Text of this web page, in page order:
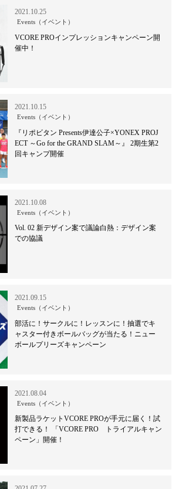
2021.10.25
Events（イベント）
VCORE PROインプレッションキャンペーン開
催中！
2021.10.15
Events（イベント）
『リポビタン Presents伊達公子×YONEX PROJ
ECT ～Go for the GRAND SLAM～』 2期生第2
回キャンプ開催
2021.10.08
Events（イベント）
Vol. 02 新デザイン案で議論白熱：デザイン案
での協議
2021.09.15
Events（イベント）
部活に！サークルに！レッスンに！抽選でキ
ャスター付きボールバッグが当たる！ニュー
ボールプリーズキャンペーン
2021.08.04
Events（イベント）
新製品ラケットVCORE PROが手元に届く！試
打できる！ 「VCORE PRO トライアルキャン
ペーン」開催！